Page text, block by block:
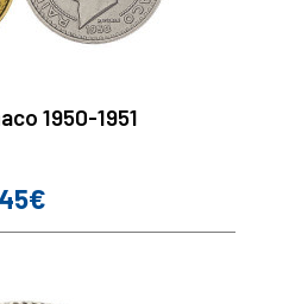
1950-1951
Prix
45€